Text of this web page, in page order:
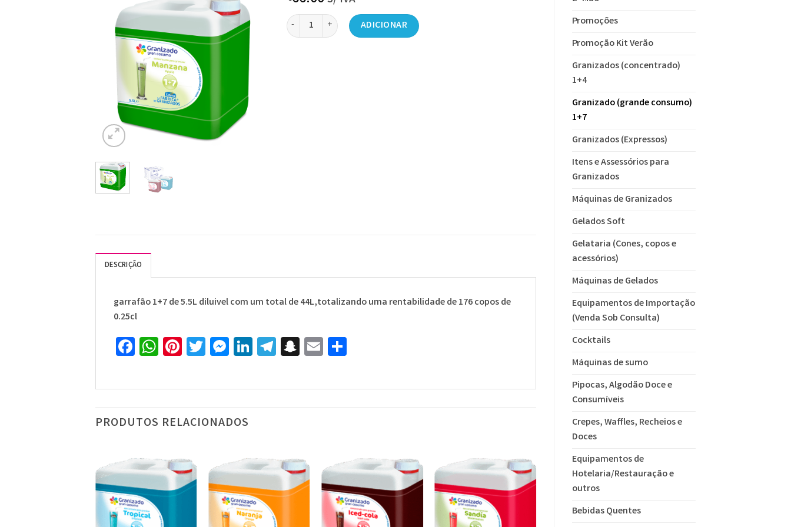
Promoções
Promoção Kit Verão
Granizados (concentrado)
1+4
Granizado (grande consumo)
1+7
Granizados (Expressos)
Itens e Assessórios para
Granizados
Máquinas de Granizados
Gelados Soft
Gelataria (Cones, copos e
acessórios)
Máquinas de Gelados
Equipamentos de Importação
(Venda Sob Consulta)
Cocktails
Máquinas de sumo
Pipocas, Algodão Doce e
Consumíveis
Crepes, Waffles, Recheios e
Doces
Equipamentos de
Hotelaria/Restauração e
outros
Bebidas Quentes
Quantidade de Garrafão 5.5L Concentrado para Granizar (Maçã)
ADICIONAR
DESCRIÇÃO
garrafão 1+7 de 5.5L diluivel com um total de 44L,totalizando uma rentabilidade de 176 copos de
0.25cl
Facebook
WhatsApp
Pinterest
Twitter
Messenger
LinkedIn
Telegram
Snapchat
Email
PRODUTOS RELACIONADOS